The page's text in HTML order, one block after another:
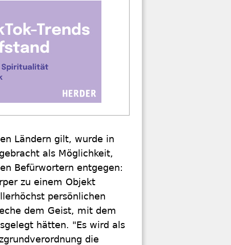
Ländern gilt, wurde in
als Möglichkeit,
Befürwortern entgegen:
zu einem Objekt
persönlichen
dem Geist, mit dem
hätten. "Es wird als
die